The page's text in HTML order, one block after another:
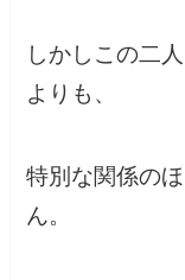
しかしこの二
よりも、
特別な関係の
ん。